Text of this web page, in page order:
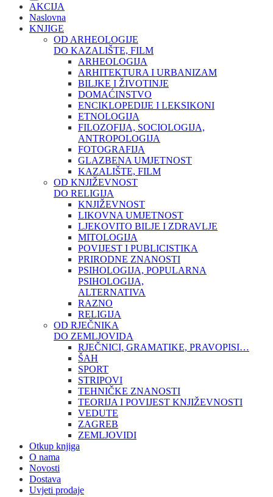
AKCIJA
Naslovna
KNJIGE
OD ARHEOLOGIJE
DO KAZALIŠTE, FILM
ARHEOLOGIJA
ARHITEKTURA I URBANIZAM
BILJKE I ŽIVOTINJE
DOMAĆINSTVO
ENCIKLOPEDIJE I LEKSIKONI
ETNOLOGIJA
FILOZOFIJA, SOCIOLOGIJA,
ANTROPOLOGIJA
FOTOGRAFIJA
GLAZBENA UMJETNOST
KAZALIŠTE, FILM
OD KNJIŽEVNOST
DO RELIGIJA
KNJIŽEVNOST
LIKOVNA UMJETNOST
LJEKOVITO BILJE I ZDRAVLJE
MITOLOGIJA
POVIJEST I PUBLICISTIKA
PRIRODNE ZNANOSTI
PSIHOLOGIJA, POPULARNA
PSIHOLOGIJA,
ALTERNATIVA
RAZNO
RELIGIJA
OD RJEČNIKA
DO ZEMLJOVIDA
RJEČNICI, GRAMATIKE, PRAVOPISI…
ŠAH
SPORT
STRIPOVI
TEHNIČKE ZNANOSTI
TEORIJA I POVIJEST KNJIŽEVNOSTI
VEDUTE
ZAGREB
ZEMLJOVIDI
Otkup knjiga
O nama
Novosti
Dostava
Uvjeti prodaje